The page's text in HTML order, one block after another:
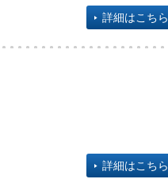
詳細はこちら
詳細はこちら